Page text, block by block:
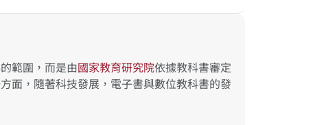
範圍，而是由國家教育研究院依據教科書審定
面，隨著科技發展，電子書與數位教科書的發